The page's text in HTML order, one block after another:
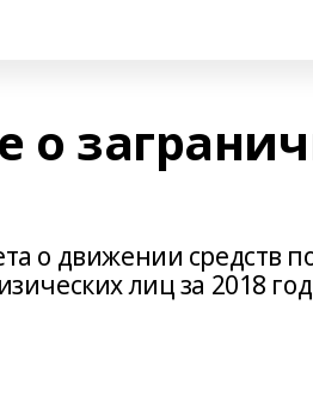
о
о движении средств
лиц за 2018 год